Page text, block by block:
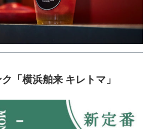
「横浜舶来 キレトマ」